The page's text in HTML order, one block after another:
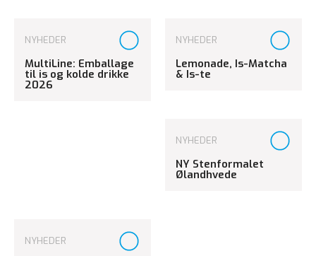
NYHEDER
MultiLine: Emballage
til is og kolde drikke
2026
NYHEDER
Lemonade, Is-Matcha
& Is-te
NYHEDER
NY Stenformalet
Ølandhvede
NYHEDER